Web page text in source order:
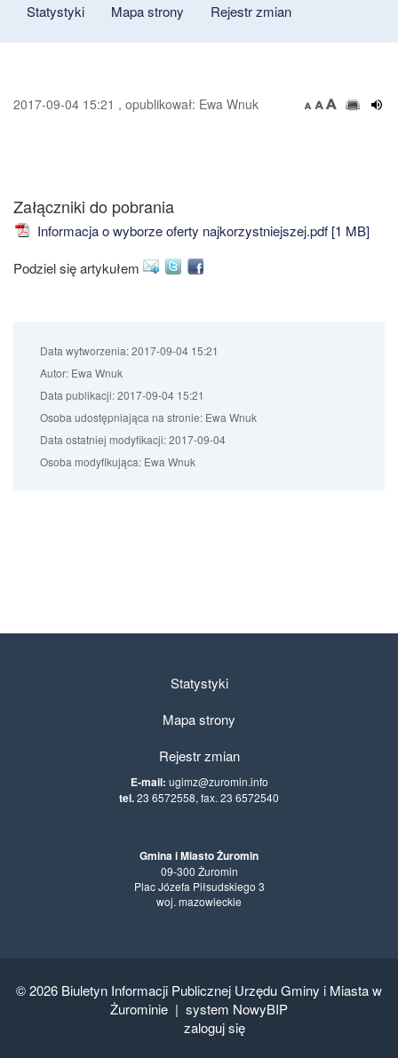
Statystyki Mapa strony Rejestr zmian
2017-09-04 15:21 , opublikował: Ewa Wnuk
Załączniki do pobrania
Informacja o wyborze oferty najkorzystniejszej.pdf [1 MB]
Podziel się artykułem
Data wytworzenia:2017-09-04 15:21
Autor: Ewa Wnuk
Data publikacji:2017-09-04 15:21
Osoba udostępniająca na stronie: Ewa Wnuk
Data ostatniej modyfikacji:2017-09-04
Osoba modyfikująca: Ewa Wnuk
Statystyki
Mapa strony
Rejestr zmian
E-mail: ugimz@zuromin.info
tel.23 6572558, fax. 23 6572540
Gmina i Miasto Żuromin
09-300 Żuromin
Plac Józefa Piłsudskiego 3
woj. mazowieckie
© 2026 Biuletyn Informacji Publicznej Urzędu Gminy i Miasta w
Żurominie | system NowyBIP
zaloguj się